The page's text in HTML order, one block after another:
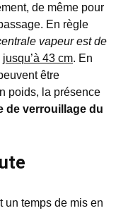
de même pour
En règle
vapeur est de
jusqu’à 43 cm. En
être
poids, la présence
de verrouillage du
un temps de mis en